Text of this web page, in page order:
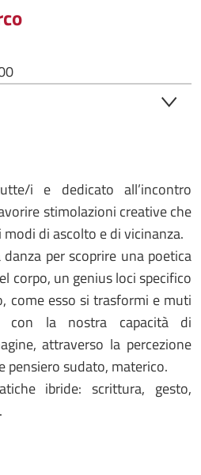
i e dedicato all’incontro
stimolazioni creative che
di ascolto e di vicinanza.
per scoprire una poetica
corpo, un genius loci specifico
come esso si trasformi e muti
la nostra capacità di
attraverso la percezione
pensiero sudato, materico.
ibride: scrittura, gesto,